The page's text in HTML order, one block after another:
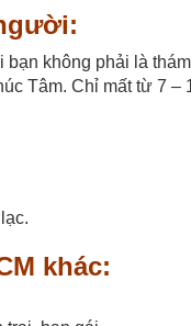
không phải là
Tâm. Chỉ mất từ 7 –
khác: